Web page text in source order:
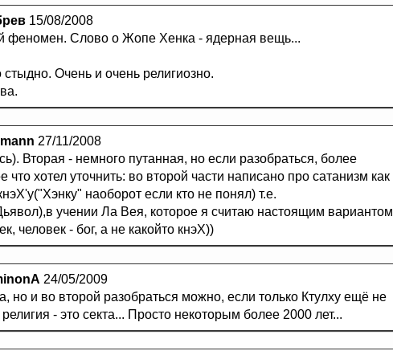
15/08/2008
феномен. Слово о Жопе Хенка - ядерная вещь...
Очень и очень религиозно.
27/11/2008
Вторая - немного путанная, но если разобраться, более
что хотел уточнить: во второй части написано про сатанизм как
наоборот если кто не понял) т.е.
учении Ла Вея, которое я считаю настоящим вариантом
человек - бог, а не какойто кнэХ))
24/05/2009
но и во второй разобраться можно, если только Ктулху ещё не
- это секта... Просто некоторым более 2000 лет...